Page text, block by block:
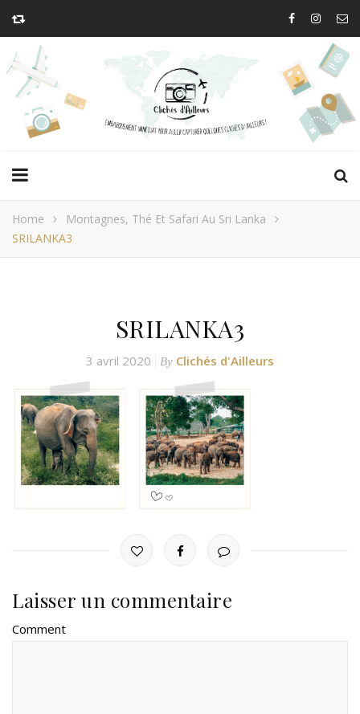
Home
Montagnes, Thé Et Safari Au Sri Lanka
SRILANKA3
SRILANKA3
3 avril 2020 By Clichés d'Ailleurs
Laisser un commentaire
Comment